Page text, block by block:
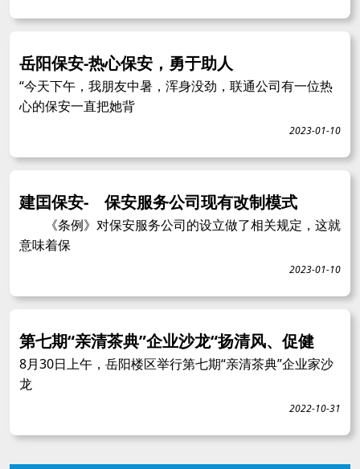
岳阳保安-热心保安，勇于助人
“今天下午，我朋友中暑，浑身没劲，联通公司有一位热
心的保安一直把她背
2023-01-10
建囯保安- 保安服务公司现有改制模式
《条例》对保安服务公司的设立做了相关规定，这就
意味着保
2023-01-10
第七期“亲清茶典”企业沙龙“扬清风、促健
8月30日上午，岳阳楼区举行第七期“亲清茶典”企业家沙
龙
2022-10-31